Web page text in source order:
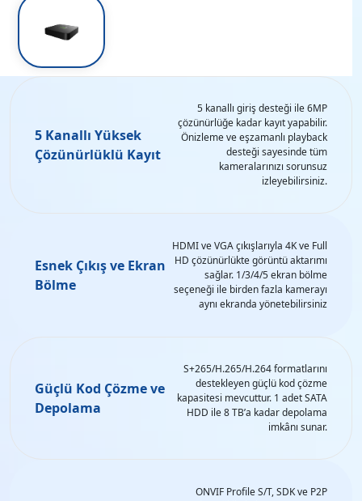
5 Kanallı Yüksek
Çözünürlüklü Kayıt
5 kanallı giriş desteği ile 6MP
çözünürlüğe kadar kayıt yapabilir.
Önizleme ve eşzamanlı playback
desteği sayesinde tüm
kameralarınızı sorunsuz
izleyebilirsiniz.
Esnek Çıkış ve Ekran
Bölme
HDMI ve VGA çıkışlarıyla 4K ve Full
HD çözünürlükte görüntü aktarımı
sağlar. 1/3/4/5 ekran bölme
seçeneği ile birden fazla kamerayı
aynı ekranda yönetebilirsiniz
Güçlü Kod Çözme ve
Depolama
S+265/H.265/H.264 formatlarını
destekleyen güçlü kod çözme
kapasitesi mevcuttur. 1 adet SATA
HDD ile 8 TB’a kadar depolama
imkânı sunar.
ONVIF Profile S/T, SDK ve P2P